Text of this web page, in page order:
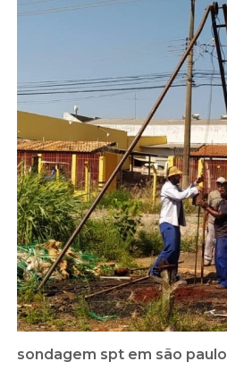
sondagem spt em são paulo